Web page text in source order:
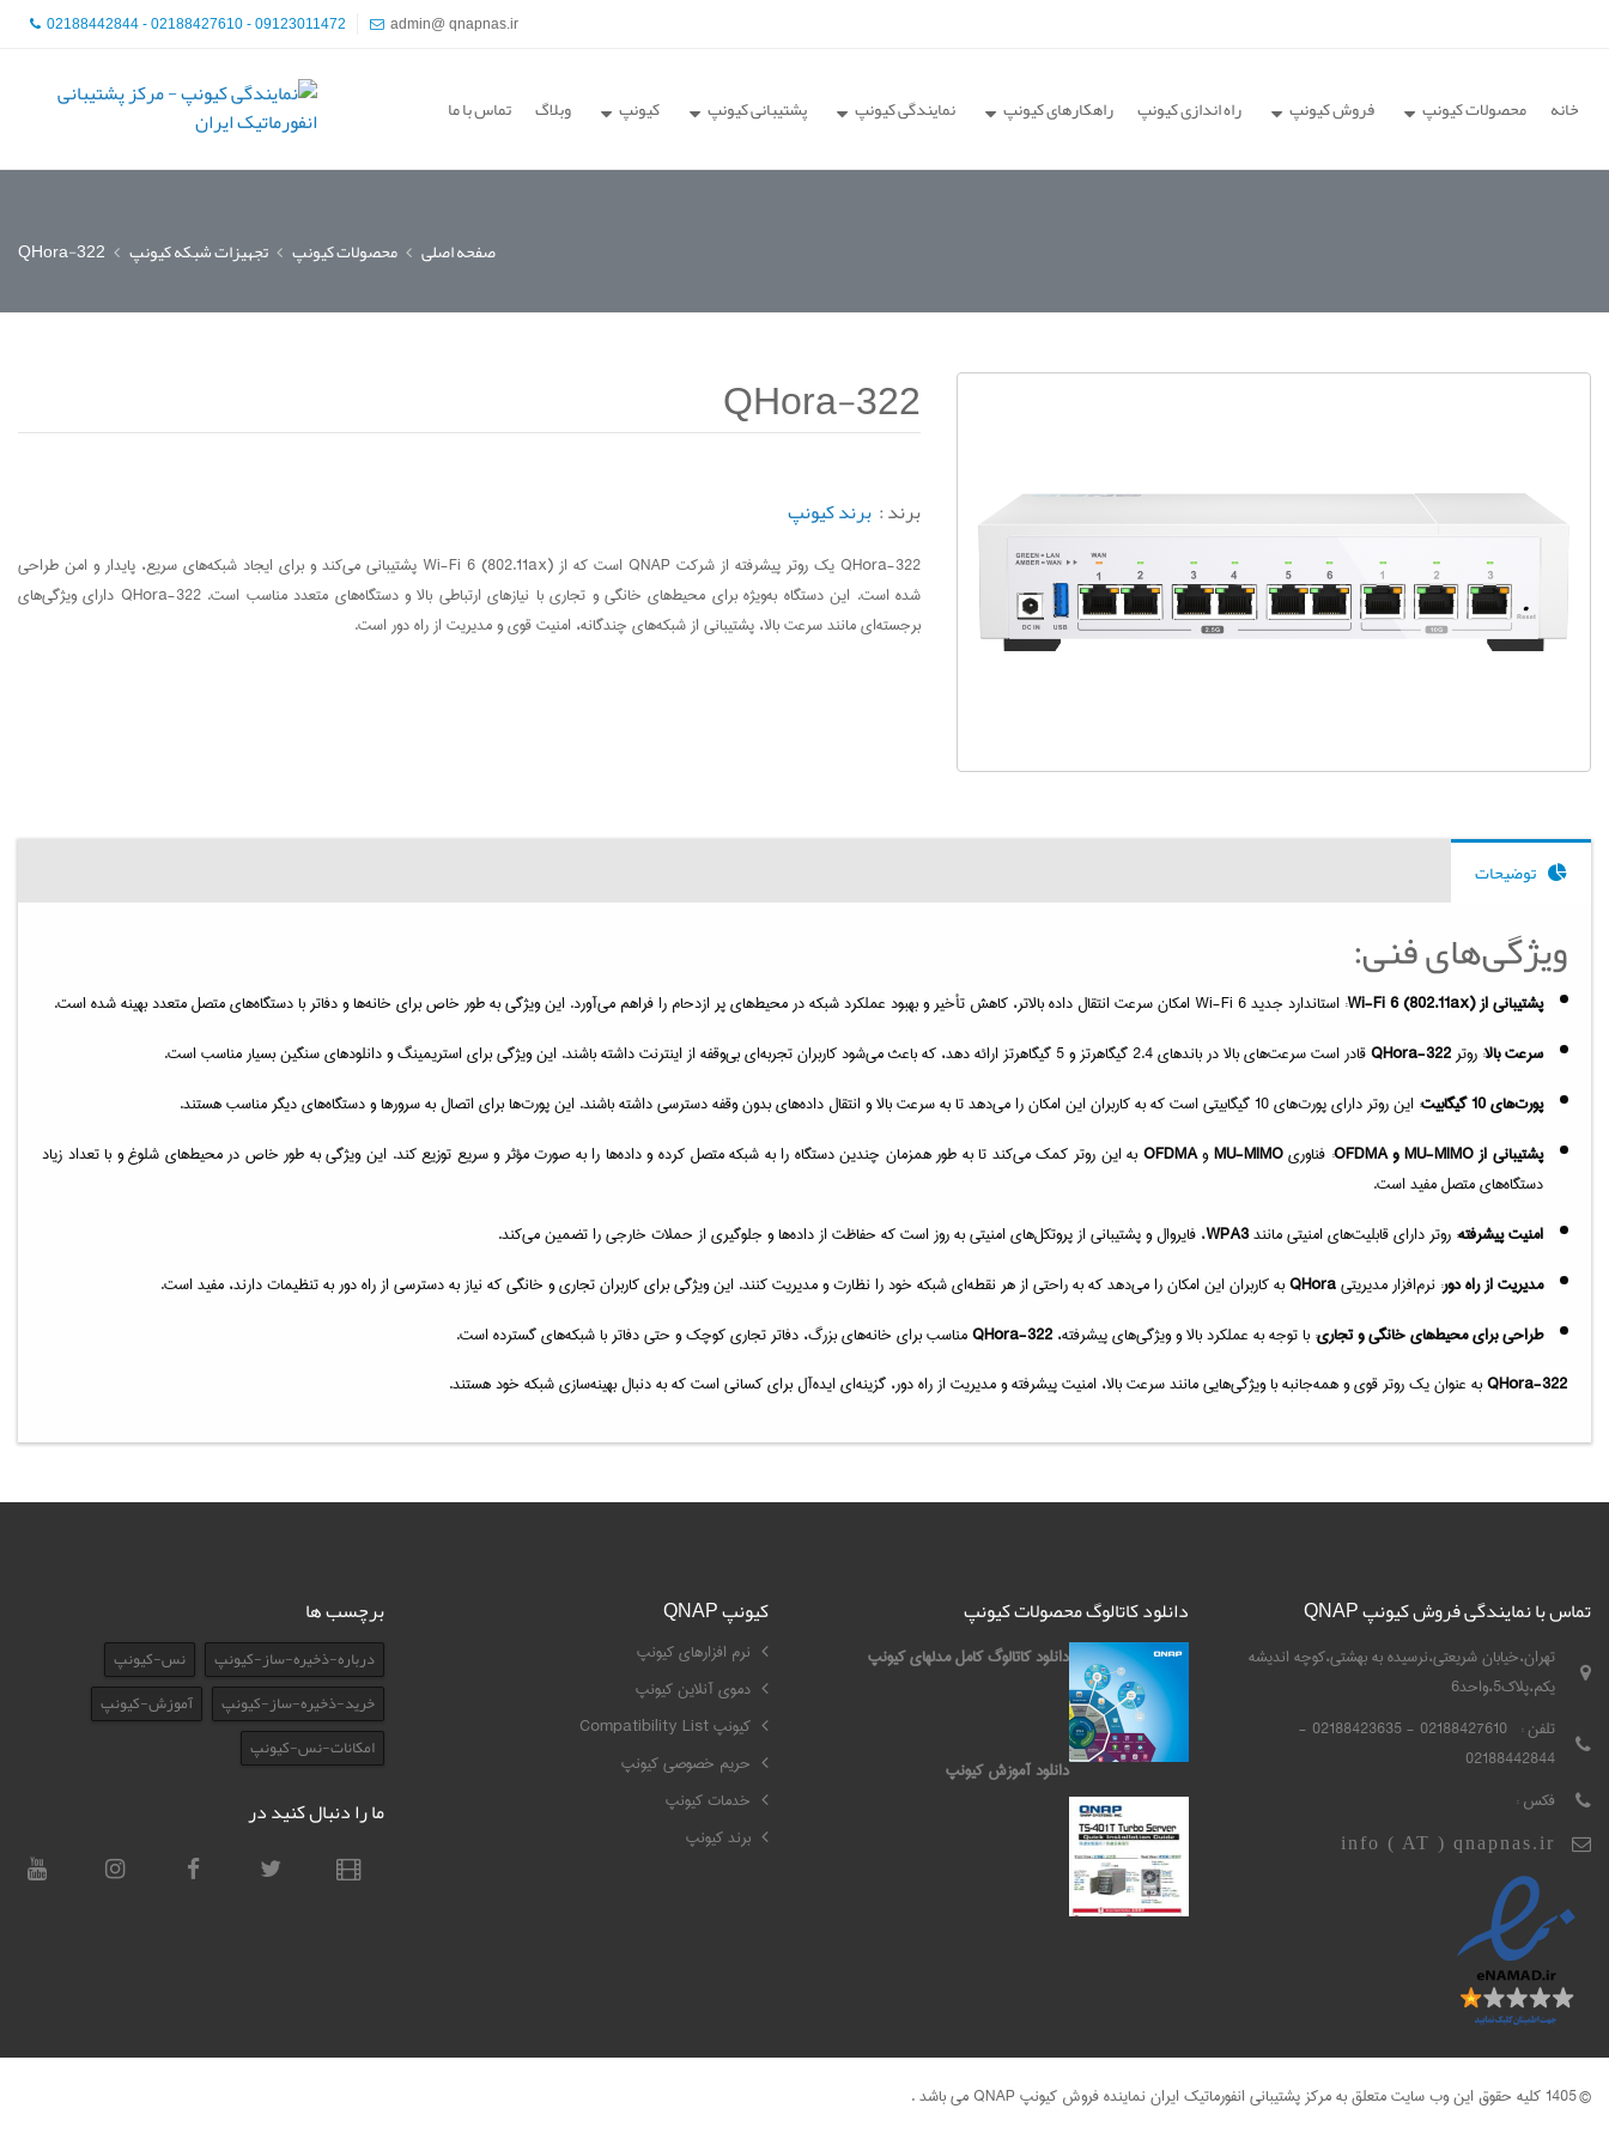
02188442844 - 02188427610 - 09123011472 admin@ qnapnas.ir
خانه محصولات کیونپ فروش کیونپ راه اندازی کیونپ راهکارهای کیونپ نمایندگی کیونپ پشتیبانی کیونپ کیونپ وبلاگ تماس با ما
صفحه اصلی محصولات کیونپ تجهیزات شبکه کیونپ QHora-322
QHora-322
برند : برند کیونپ
QHora-322 یک روتر پیشرفته از شرکت QNAP است که از Wi-Fi 6 (802.11ax) پشتیبانی می‌کند و برای ایجاد شبکه‌های سریع، پایدار و امن طراحی
شده است. این دستگاه به‌ویژه برای محیط‌های خانگی و تجاری با نیازهای ارتباطی بالا و دستگاه‌های متعدد مناسب است. QHora-322 دارای ویژگی‌های
برجسته‌ای مانند سرعت بالا، پشتیبانی از شبکه‌های چندگانه، امنیت قوی و مدیریت از راه دور است.
توضیحات
ویژگی‌های فنی:
پشتیبانی از Wi-Fi 6 (802.11ax)
: استاندارد جدید Wi-Fi 6 امکان سرعت انتقال داده بالاتر، کاهش تأخیر و بهبود عملکرد شبکه در محیط‌های پر ازدحام را فراهم می‌آورد. این ویژگی به طور خاص برای خانه‌ها و دفاتر با دستگاه‌های متصل متعدد بهینه شده است.
سرعت بالا: روتر QHora-322قادر است سرعت‌های بالا در باندهای 2.4 گیگاهرتز و 5 گیگاهرتز ارائه دهد، که باعث می‌شود کاربران تجربه‌ای بی‌وقفه از اینترنت داشته باشند. این ویژگی برای استریمینگ و دانلودهای سنگین بسیار مناسب است.
پورت‌های 10 گیگابیت
: این روتر دارای پورت‌های 10 گیگابیتی است که به کاربران این امکان را می‌دهد تا به سرعت بالا و انتقال داده‌های بدون وقفه دسترسی داشته باشند. این پورت‌ها برای اتصال به سرورها و دستگاه‌های دیگر مناسب هستند.
پشتیبانی از MU-MIMO و OFDMA
: فناوریMU-MIMOوOFDMA به این روتر کمک می‌کند تا به طور همزمان چندین دستگاه را به شبکه متصل کرده و داده‌ها را به صورت مؤثر و سریع توزیع کند. این ویژگی به طور خاص در محیط‌های شلوغ و با تعداد زیاد
دستگاه‌های متصل مفید است.
امنیت پیشرفته: روتر دارای قابلیت‌های امنیتی مانندWPA3، فایروال و پشتیبانی از پروتکل‌های امنیتی به روز است که حفاظت از داده‌ها و جلوگیری از حملات خارجی را تضمین می‌کند.
مدیریت از راه دور: نرم‌افزار مدیریتیQHoraبه کاربران این امکان را می‌دهد که به راحتی از هر نقطه‌ای شبکه خود را نظارت و مدیریت کنند. این ویژگی برای کاربران تجاری و خانگی که نیاز به دسترسی از راه دور به تنظیمات دارند، مفید است.
طراحی برای محیط‌های خانگی و تجاری: با توجه به عملکرد بالا و ویژگی‌های پیشرفته، QHora-322مناسب برای خانه‌های بزرگ، دفاتر تجاری کوچک و حتی دفاتر با شبکه‌های گسترده است.
QHora-322به عنوان یک روتر قوی و همه‌جانبه با ویژگی‌هایی مانند سرعت بالا، امنیت پیشرفته و مدیریت از راه دور، گزینه‌ای ایده‌آل برای کسانی است که به دنبال بهینه‌سازی شبکه خود هستند.
تماس با نمایندگی فروش کیونپ QNAP
تهران،خیابان شریعتی،نرسیده به بهشتی،کوچه اندیشه
یکم،پلاک5،واحد6
تلفن :
02188427610 - 02188423635 -
02188442844
فکس :
info ( AT ) qnapnas.ir
دانلود کاتالوگ محصولات کیونپ
دانلود کاتالوگ کامل مدلهای کیونپ
دانلود آموزش کیونپ
کیونپ QNAP
نرم افزارهای کیونپ
دموی آنلاین کیونپ
کیونپ Compatibility List
حریم خصوصی کیونپ
خدمات کیونپ
برند کیونپ
برچسب ها
درباره-ذخیره-ساز-کیونپ
نس-کیونپ
خرید-ذخیره-ساز-کیونپ
آموزش-کیونپ
امکانات-نس-کیونپ
ما را دنبال کنید در
© 1405 کلیه حقوق این وب سایت متعلق به مرکز پشتیبانی انفورماتیک ایران نماینده فروش کیونپ QNAP می باشد .